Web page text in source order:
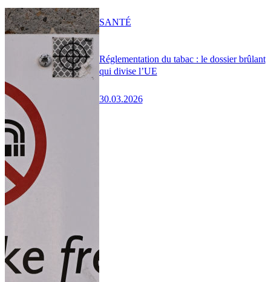
Réglementation du tabac : le dossier brûlant
qui divise l’UE
30.03.2026
SANTÉ